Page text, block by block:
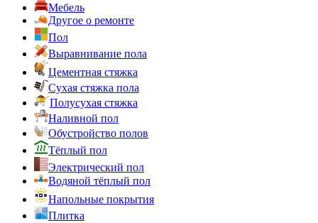
Мебель
Другое о ремонте
Пол
Выравнивание пола
Цементная стяжка
Сухая стяжка пола
Полусухая стяжка
Наливной пол
Обустройство полов
Тёплый пол
Электрический пол
Водяной тёплый пол
Напольные покрытия
Плитка